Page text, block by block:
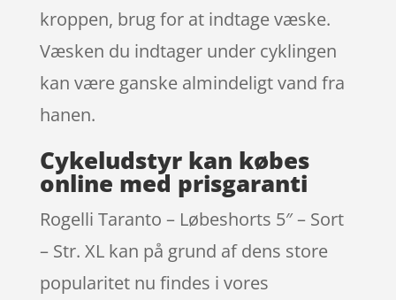
kroppen, brug for at indtage væske.
Væsken du indtager under cyklingen
kan være ganske almindeligt vand fra
hanen.
Cykeludstyr kan købes
online med prisgaranti
Rogelli Taranto – Løbeshorts 5″ – Sort
– Str. XL kan på grund af dens store
popularitet nu findes i vores